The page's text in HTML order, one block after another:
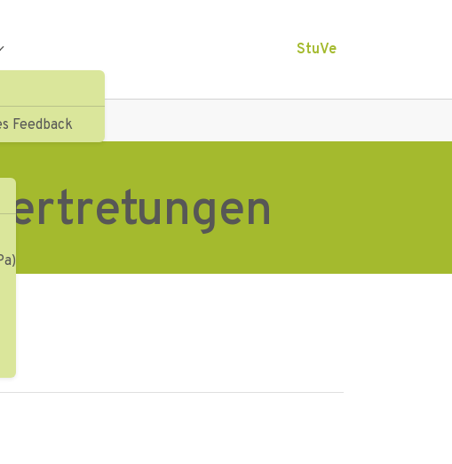
Feedback
StuVe